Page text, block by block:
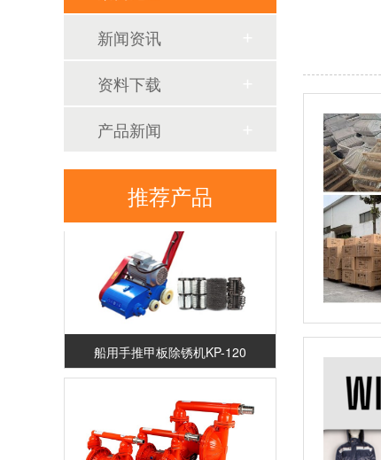
新闻资讯
资料下载
产品新闻
推荐产品
防溅带防飞溅胶带ABS船级社认证
船用手推甲板除锈机KP-120